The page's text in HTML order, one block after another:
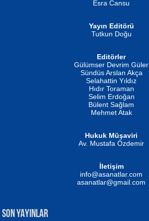
İSMAİL OKUTAN
Erkeklerin Kahrolması Ne Demektir
Evvel Zaman Tanrıçası...
Esra Cansu
Yayın Editörü
Tutkun Doğu
Editörler
Gülümser Devrim Güler
Sündüs Arslan Akça
Selahattin Yıldız
Hıdır Toraman
Selim Erdoğan
Bülent Sağlam
Mehmet Atak
Hukuk Müşaviri
Av. Mustafa Özdemir
İletişim
info@asanatlar.com
asanatlar@gmail.com
SON YAYINLAR